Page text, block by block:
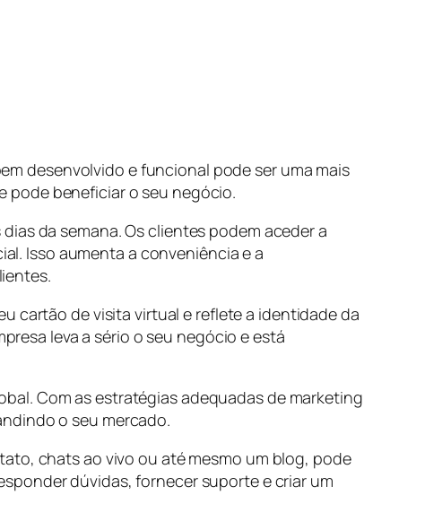
desenvolvido e funcional pode ser uma mais
pode beneficiar o seu negócio.
da semana. Os clientes podem aceder a
Isso aumenta a conveniência e a
cartão de visita virtual e reflete a identidade da
leva a sério o seu negócio e está
Com as estratégias adequadas de marketing
o seu mercado.
chats ao vivo ou até mesmo um blog, pode
dúvidas, fornecer suporte e criar um